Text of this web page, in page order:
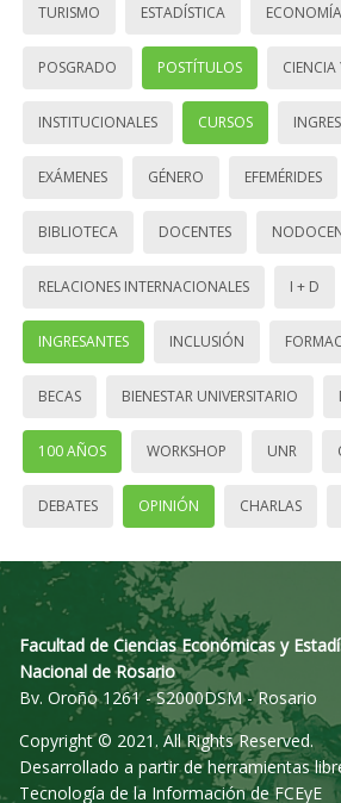
TURISMO ESTADÍSTICA ECONOMÍA
POSGRADO POSTÍTULOS
INSTITUCIONALES CURSOS
EXÁMENES GÉNERO EFEMÉRIDES
BIBLIOTECA DOCENTES
RELACIONES INTERNACIONALES I + D
INGRESANTES INCLUSIÓN
BECAS BIENESTAR UNIVERSITARIO
100 AÑOS WORKSHOP UNR
DEBATES OPINIÓN CHARLAS
Facultad de Ciencias Económicas y
Nacional de Rosario
Bv. Oroño 1261 - S2000DSM - Rosario
Copyright © 2021. All Rights Reserved.
Desarrollado a partir de herramientas
Tecnología de la Información de FCEyE